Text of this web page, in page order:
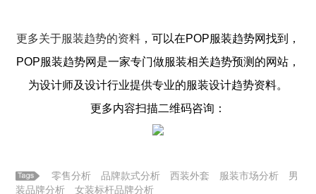
更多关于服装趋势的资料，可以在POP服装趋势网找到，
POP服装趋势网是一家专门做服装相关趋势预测的网站，
为设计师及设计行业提供专业的服装设计趋势资料。
更多内容扫描二维码咨询：
零售分析 品牌款式分析 西装外套 服装市场分析
男
装品牌分析
女装标杆品牌分析